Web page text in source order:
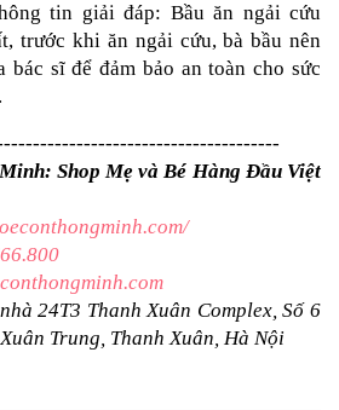
tin giải đáp: Bầu ăn ngải cứu
trước khi ăn ngải cứu, bà bầu nên
bác sĩ để đảm bảo an toàn cho sức
Shop Mẹ và Bé Hàng Đầu Việt
24T3 Thanh Xuân Complex, Số 6
Trung, Thanh Xuân, Hà Nội